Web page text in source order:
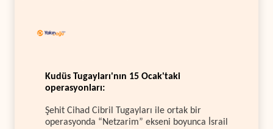
Kudüs Tugayları'nın 15 Ocak'taki
operasyonları:
Şehit Cihad Cibril Tugayları ile ortak bir
operasyonda “Netzarim” ekseni boyunca İsrail